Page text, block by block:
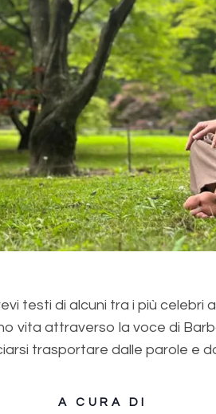
testi di alcuni tra i più celebri
vita attraverso la voce di
trasportare dalle parole e
A CURA DI